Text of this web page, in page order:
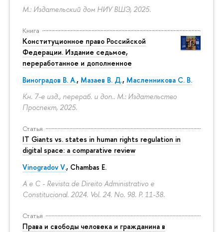
М.: Издательский дом НИУ ВШЭ, 2025.
Книга
Конституционное право Российской
Федерации. Издание седьмое,
переработанное и дополненное
Виноградов В. А., Мазаев В. Д., Масленникова С. В.
Кн. 7-е изд., перераб. и доп.. М.: Издательство
Проспект, 2025.
Статья
IT Giants vs. states in human rights regulation in
digital space: a comparative review
Vinogradov V., Chambas E.
A e C - Revista de Direito Administrativo e
Constitucional. 2024. Vol. 24. No. 98. P. 11-38.
Статья
Права и свободы человека и гражданина в